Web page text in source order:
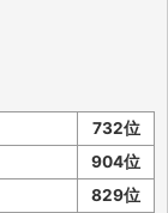
732位
904位
829位